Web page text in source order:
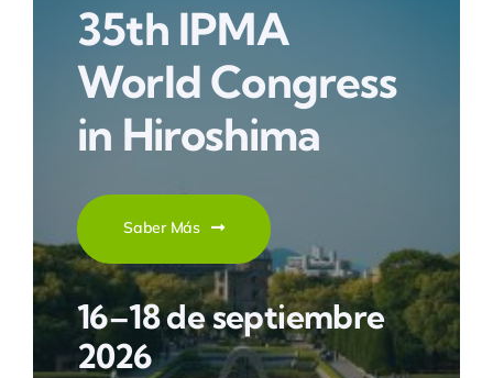
35th IPMA
World Congress
in Hiroshima
Saber Más
16–18 de septiembre
2026